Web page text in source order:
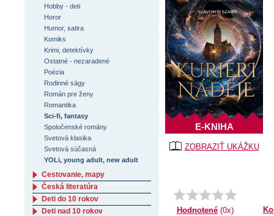
ZOBRAZIŤ UKÁŽKU
E-KNIHA
Hodnotené(0x)
Hobby - deti
Horor
Humor, satira
Komiks
Krimi, detektívky
Ostatné - nezaradené
Poézia
Rodinné ságy
Román pre ženy
Romantika
Sci-fi, fantasy
Spoločenské romány
Svetová klasika
Svetová súčasná
YOLi, young adult, new adult
Cestovanie, mapy
Česká literatúra
Deti do 10 rokov
Deti nad 10 rokov